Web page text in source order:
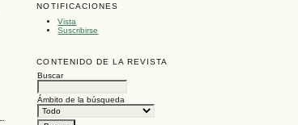
NOTIFICACIONES
Vista
Suscribirse
CONTENIDO DE LA REVISTA
Buscar
Ámbito de la búsqueda